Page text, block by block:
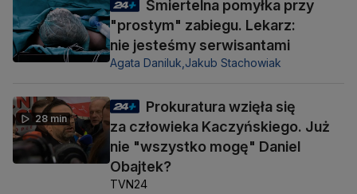
Śmiertelna pomyłka przy
"prostym" zabiegu. Lekarz:
nie jesteśmy serwisantami
Agata Daniluk, Jakub Stachowiak
28 min
Prokuratura wzięła się
za człowieka Kaczyńskiego. Już
nie "wszystko mogę" Daniel
Obajtek?
TVN24